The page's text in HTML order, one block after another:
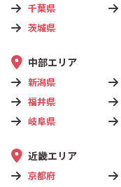
千葉県
茨城県
中部エリア
新潟県
福井県
岐阜県
近畿エリア
京都府